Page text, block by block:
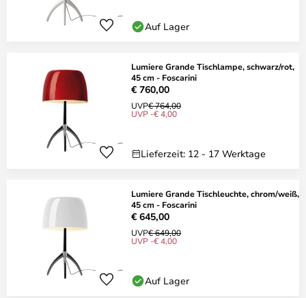
Auf Lager
Lumiere Grande Tischlampe, schwarz/rot,
45 cm - Foscarini
€ 760,00
UVP€ 764,00
UVP -€ 4,00
Lieferzeit: 12 - 17 Werktage
Lumiere Grande Tischleuchte, chrom/weiß,
45 cm - Foscarini
€ 645,00
UVP€ 649,00
UVP -€ 4,00
Auf Lager